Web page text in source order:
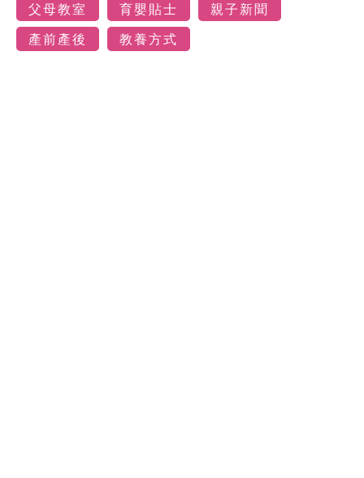
父母教室
育嬰貼士
親子新聞
產前產後
教養方式